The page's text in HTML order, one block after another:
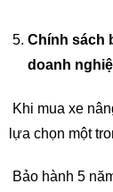
Chính sách
doanh
Khi mua xe
lựa chọn một
Bảo hành 5